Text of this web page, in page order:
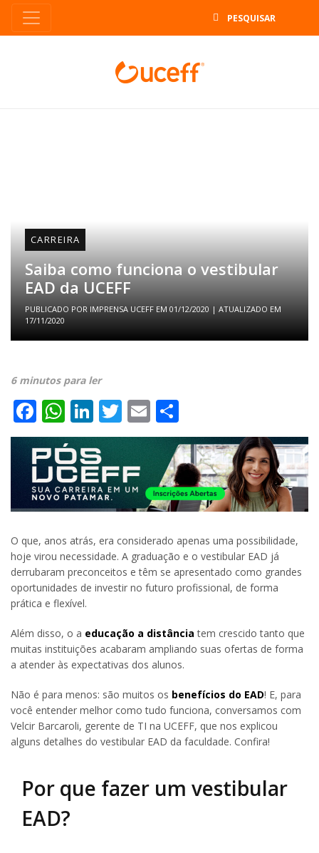
CARREIRA
Saiba como funciona o vestibular
EAD da UCEFF
PUBLICADO POR IMPRENSA UCEFF EM 01/12/2020 | ATUALIZADO EM
17/11/2020
6 minutos para ler
Facebook
WhatsApp
LinkedIn
Twitter
Email
O que, anos atrás, era considerado apenas uma possibilidade,
hoje virou necessidade. A graduação e o vestibular EAD já
derrubaram preconceitos e têm se apresentado como grandes
oportunidades de investir no futuro profissional, de forma
prática e flexível.
Além disso, o a educação a distância tem crescido tanto que
muitas instituições acabaram ampliando suas ofertas de forma
a atender às expectativas dos alunos.
Não é para menos: são muitos os benefícios do EAD! E, para
você entender melhor como tudo funciona, conversamos com
Velcir Barcaroli, gerente de TI na UCEFF, que nos explicou
alguns detalhes do vestibular EAD da faculdade. Confira!
Por que fazer um vestibular
EAD?